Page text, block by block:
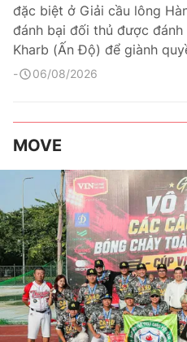
đặc biệt ở Giải cầu lông
đánh bại đối thủ được
Kharb (Ấn Độ) để giành
06/08/2026
MOVE